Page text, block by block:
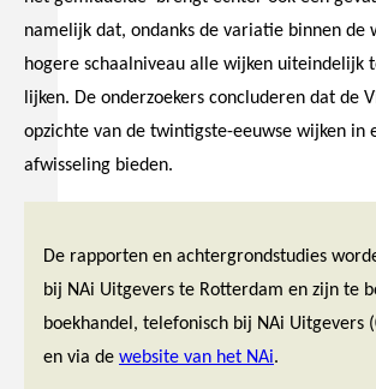
namelijk dat, ondanks de variatie binnen de
hogere schaalniveau alle wijken uiteindelijk
lijken. De onderzoekers concluderen dat de
opzichte van de twintigste-eeuwse wijken in
afwisseling bieden.
De rapporten en achtergrondstudies
bij NAi Uitgevers te Rotterdam en zijn te
boekhandel, telefonisch bij NAi Uitgevers
en via de website van het NAi.